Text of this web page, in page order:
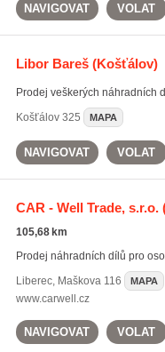
NAVIGOVAT VOLAT
Libor Bareš(Košťálov)
Prodej veškerých náhradních
Košťálov325 MAPA
NAVIGOVAT VOLAT
CAR - Well Trade, s.r.o.
105,68 km
Prodej náhradních dílů pro
Liberec, Maškova 116 MAPA
www.carwell.cz
NAVIGOVAT VOLAT